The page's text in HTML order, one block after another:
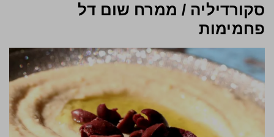
סקורדיליה / ממרח שום דל
פחמימות